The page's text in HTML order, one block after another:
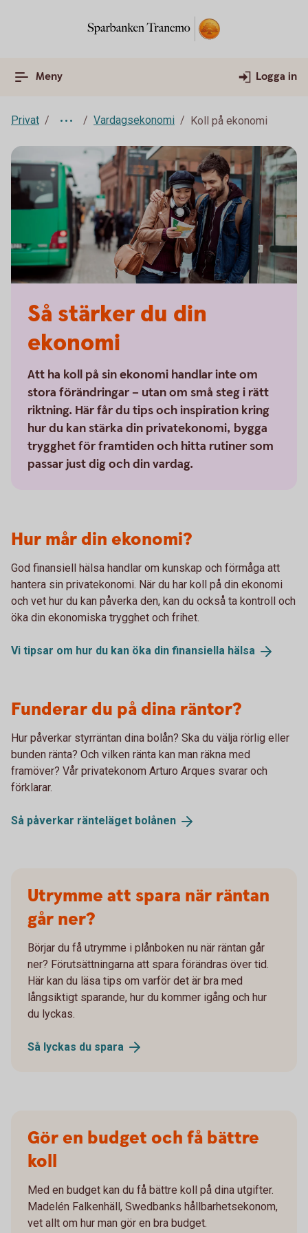
Meny Logga in
Privat Vardagsekonomi Koll på ekonomi
Så stärker du din
ekonomi
Att ha koll på sin ekonomi handlar inte om
stora förändringar – utan om små steg i rätt
riktning. Här får du tips och inspiration kring
hur du kan stärka din privatekonomi, bygga
trygghet för framtiden och hitta rutiner som
passar just dig och din vardag.
Hur mår din ekonomi?
God finansiell hälsa handlar om kunskap och förmåga att
hantera sin privatekonomi. När du har koll på din ekonomi
och vet hur du kan påverka den, kan du också ta kontroll och
öka din ekonomiska trygghet och frihet.
Vi tipsar om hur du kan öka din finansiella hälsa
Funderar du på dina räntor?
Hur påverkar styrräntan dina bolån? Ska du välja rörlig eller
bunden ränta? Och vilken ränta kan man räkna med
framöver? Vår privatekonom Arturo Arques svarar och
förklarar.
Så påverkar ränteläget bolånen
Utrymme att spara när räntan
går ner?
Börjar du få utrymme i plånboken nu när räntan går
ner? Förutsättningarna att spara förändras över tid.
Här kan du läsa tips om varför det är bra med
långsiktigt sparande, hur du kommer igång och hur
du lyckas.
Så lyckas du spara
Gör en budget och få bättre
koll
Med en budget kan du få bättre koll på dina utgifter.
Madelén Falkenhäll, Swedbanks hållbarhetsekonom,
vet allt om hur man gör en bra budget.